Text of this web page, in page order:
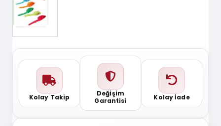
Kolay Takip
Değişim
Garantisi
Kolay İade